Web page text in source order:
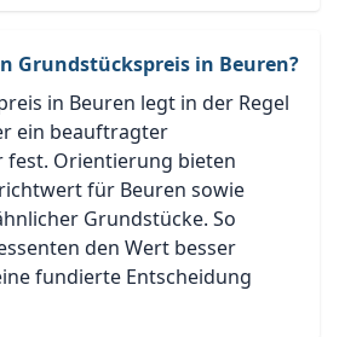
Grundstückspreis in Beuren?
in Beuren legt in der Regel
ein beauftragter
Orientierung bieten
für Beuren sowie
Grundstücke. So
den Wert besser
fundierte Entscheidung